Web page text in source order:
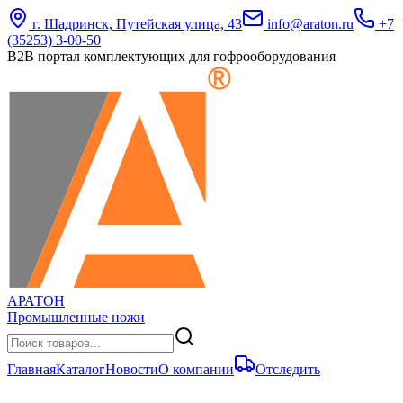
г. Шадринск, Путейская улица, 43 info@araton.ru
+7
(35253) 3-00-50
B2B портал комплектующих для гофрооборудования
АРАТОН
Промышленные ножи
ГлавнаяКаталогНовостиО компании Отследить